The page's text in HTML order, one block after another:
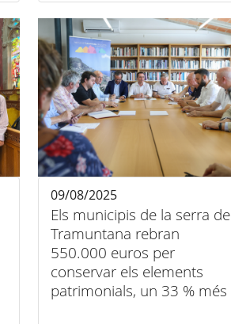
Els municipis de la serra de
Tramuntana rebran
550.000 euros per
conservar els elements
patrimonials, un 33 % més
09/08/2025